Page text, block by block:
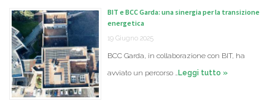
BIT e BCC Garda: una sinergia per la transizione
energetica
19 Giugno 2025
BCC Garda, in collaborazione con BIT, ha
avviato un percorso …Leggi tutto »